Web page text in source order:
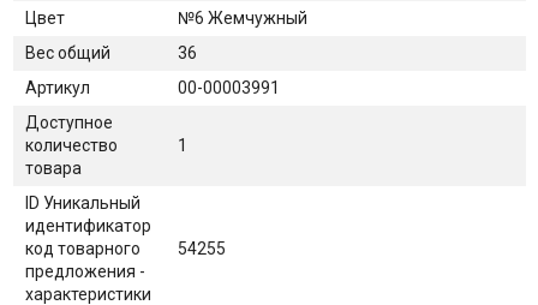
Цвет
№6 Жемчужный
Вес общий
36
Артикул
00-00003991
Доступное
количество
товара
1
ID Уникальный
идентификатор
код товарного
предложения -
характеристики
54255